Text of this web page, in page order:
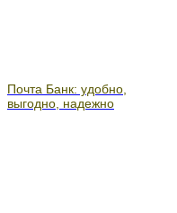
Почта Банк: удобно,
выгодно, надежно